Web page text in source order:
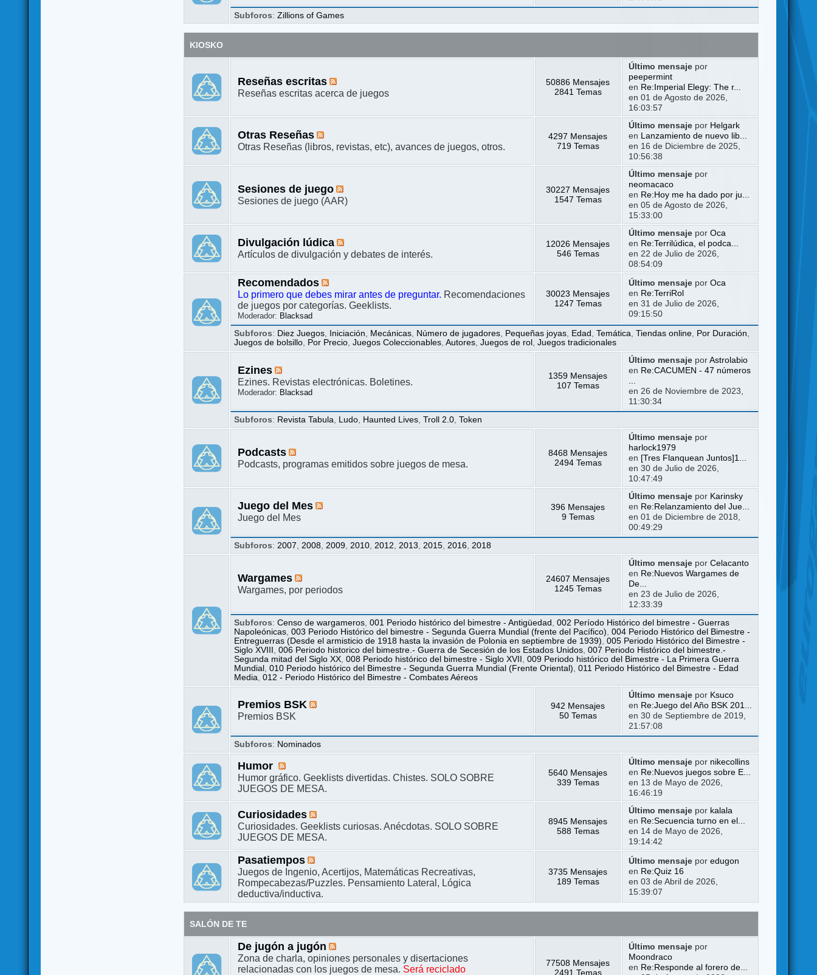
Subforos:Zillions of Games
KIOSKO
Reseñas escritas
Reseñas escritas acerca de juegos
50886 Mensajes
2841 Temas
Último mensajepor
peepermint
en Re:Imperial Elegy: The r...
en 01 de Agosto de 2026,
16:03:57
Otras Reseñas
Otras Reseñas (libros, revistas, etc), avances de juegos, otros.
4297 Mensajes
719 Temas
Último mensajepor Helgark
en
Lanzamiento de nuevo lib...
en 16 de Diciembre de 2025,
10:56:38
Sesiones de juego
Sesiones de juego (AAR)
30227 Mensajes
1547 Temas
Último mensajepor
neomacaco
en Re:Hoy me ha dado por ju...
en 05 de Agosto de 2026,
15:33:00
Divulgación lúdica
Artículos de divulgación y debates de interés.
12026 Mensajes
546 Temas
Último mensajepor Oca
en Re:Terrilúdica, el podca...
en 22 de Julio de 2026,
08:54:09
Recomendados
Lo primero que debes mirar antes de preguntar. Recomendaciones
de juegos por categorías. Geeklists.
Moderador: Blacksad
30023 Mensajes
1247 Temas
Último mensajepor Oca
en Re:TerriRol
en 31 de Julio de 2026,
09:15:50
Subforos: Diez Juegos Iniciación Mecánicas Número de jugadores Pequeñas joyas Edad ,Temática ,Tiendas online Por Duración
Juegos de bolsillo
Por Precio ,Juegos Coleccionables ,Autores ,Juegos de rol ,Juegos tradicionales
Ezines
Ezines. Revistas electrónicas. Boletines.
Moderador: Blacksad
1359 Mensajes
107 Temas
Último mensajepor Astrolabio
en Re:CACUMEN - 47 números
en 26 de Noviembre de 2023,
11:30:34
Subforos: Revista Tabula Ludo Haunted Lives ,Troll 2.0 ,Token
Podcasts
Podcasts, programas emitidos sobre juegos de mesa.
8468 Mensajes
2494 Temas
Último mensajepor
harlock1979
en [Tres Flanquean Juntos]1...
en 30 de Julio de 2026,
10:47:49
Juego del Mes
Juego del Mes
396 Mensajes
9 Temas
Último mensajepor Karinsky
en Re:Relanzamiento del Jue...
en 01 de Diciembre de 2018,
00:49:29
Subforos: 2007 2008 2009 2010 2012 2013 2015 2016 2018
Wargames
Wargames, por periodos
24607 Mensajes
1245 Temas
Último mensajepor Celacanto
en Re:Nuevos Wargames de
De...
en 23 de Julio de 2026,
12:33:39
Subforos:Censo de wargameros ,001 Periodo histórico del bimestre - Antigüedad ,002 Período Histórico del bimestre - Guerras
Napoleónicas ,003 Periodo Histórico del bimestre - Segunda Guerra Mundial (frente del Pacífico) ,004 Periodo Histórico del Bimestre -
Entreguerras (Desde el armisticio de 1918 hasta la invasión de Polonia en septiembre de 1939) ,005 Periodo Histórico del Bimestre -
Siglo XVIII
,006 Periodo historico del bimestre.- Guerra de Secesión de los Estados Unidos ,007 Periodo Histórico del bimestre.-
Segunda mitad del Siglo XX ,008 Periodo histórico del bimestre - Siglo XVII ,009 Periodo histórico del Bimestre - La Primera Guerra
Mundial
,010 Periodo histórico del Bimestre - Segunda Guerra Mundial (Frente Oriental) ,011 Periodo Histórico del Bimestre - Edad
Media ,012 - Periodo Histórico del Bimestre - Combates Aéreos
Premios BSK
Premios BSK
942 Mensajes
50 Temas
Último mensajepor Ksuco
en Re:Juego del Año BSK 201...
en 30 de Septiembre de 2019,
21:57:08
Subforos: Nominados
Humor
Humor gráfico. Geeklists divertidas. Chistes. SOLO SOBRE
JUEGOS DE MESA.
5640 Mensajes
339 Temas
Último mensajepor nikecollins
en Re:Nuevos juegos sobre E...
en 13 de Mayo de 2026,
16:46:19
Curiosidades
Curiosidades. Geeklists curiosas. Anécdotas. SOLO SOBRE
JUEGOS DE MESA.
8945 Mensajes
588 Temas
Último mensajepor kalala
en Re:Secuencia turno en el...
en 14 de Mayo de 2026,
19:14:42
Pasatiempos
Juegos de Ingenio, Acertijos, Matemáticas Recreativas,
Rompecabezas/Puzzles. Pensamiento Lateral, Lógica
deductiva/inductiva.
3735 Mensajes
189 Temas
Último mensajepor edugon
en Re:Quiz 16
en 03 de Abril de 2026,
15:39:07
SALÓN DE TE
De jugón a jugón
Zona de charla, opiniones personales y disertaciones
relacionadas con los juegos de mesa. Será reciclado
77508 Mensajes
2491 Temas
Último mensajepor
Moondraco
en Re:Responde al forero de...